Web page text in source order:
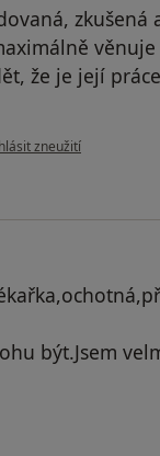
zkušená
že je její
názoru uživatele
zneužití
být.Jsem
Váš účet byl odstraněn